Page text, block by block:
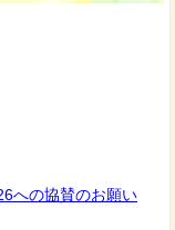
への協賛のお願い